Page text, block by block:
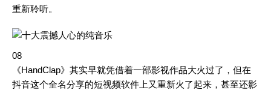
重新聆听。
08
《HandClap》其实早就凭借着一部影视作品大火过了，但在
抖音这个全名分享的短视频软件上又重新火了起来，甚至还影